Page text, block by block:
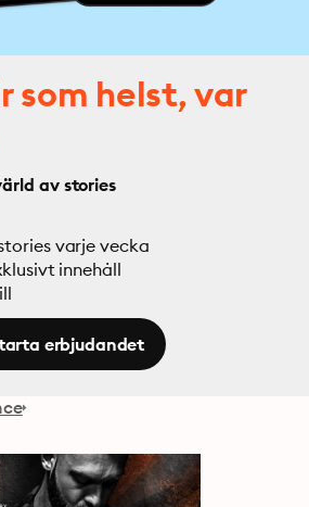
som helst, var
av stories
varje vecka
innehåll
erbjudandet